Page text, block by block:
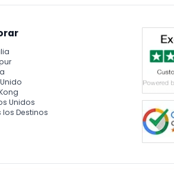
Unidos
los Destinos